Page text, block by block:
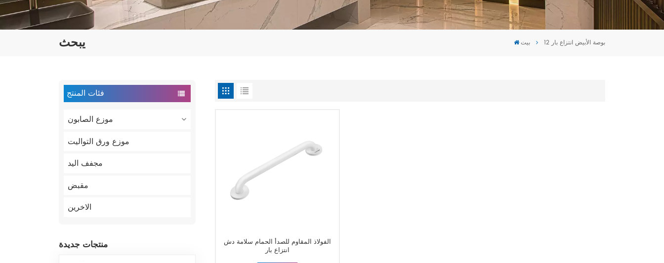
يبحث بيت 12 بوصة الأبيض انتزاع بار
فئات المنتج
موزع الصابون
موزع ورق التواليت
مجفف اليد
مقبض
الاخرين
منتجات جديدة
الفولاذ المقاوم للصدأ الحمام سلامة دش
انتزاع بار